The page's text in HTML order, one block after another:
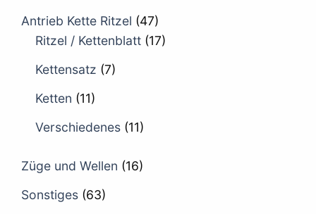
Antrieb Kette Ritzel (47)
Ritzel / Kettenblatt (17)
Kettensatz (7)
Ketten (11)
Verschiedenes (11)
Züge und Wellen (16)
Sonstiges (63)